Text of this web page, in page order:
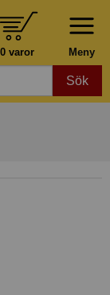
Meny
0 varor
Sök